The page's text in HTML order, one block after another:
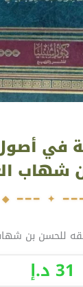
في
شهاب
للحسن بن
31 د.إ